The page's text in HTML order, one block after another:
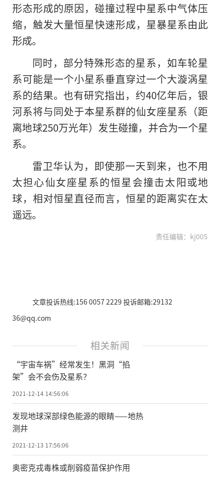
形态形成的原因，碰撞过程中星系中气体压
缩，触发大量恒星快速形成，星暴星系由此
形成。
同时，部分特殊形态的星系，如车轮星
系可能是一个小星系垂直穿过一个大漩涡星
系的结果。也有研究指出，约40亿年后，银
河系将与同处于本星系群的仙女座星系（距
离地球250万光年）发生碰撞，并合为一个星
系。
雷卫华认为，即使那一天到来，也不用
太担心仙女座星系的恒星会撞击太阳或地
球，相对恒星直径而言，恒星的距离实在太
遥远。
责任编辑：kj005
文章投诉热线:156 0057 2229 投诉邮箱:29132
36@qq.com
相关新闻
“宇宙车祸”经常发生！黑洞“掐
架”会不会伤及星系？
2021-12-14 14:56:06
发现地球深部绿色能源的眼睛——地热
测井
2021-12-13 17:56:06
奥密克戎毒株或削弱疫苗保护作用